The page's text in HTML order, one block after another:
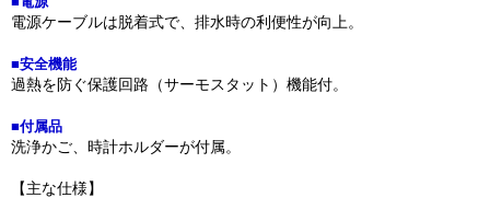
電源ケーブルは脱着式で、排水時の利便性が向上。
■安全機能
過熱を防ぐ保護回路（サーモスタット）機能付。
■付属品
洗浄かご、時計ホルダーが付属。
【主な仕様】